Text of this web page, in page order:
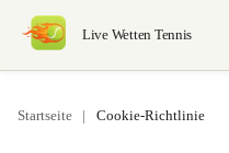
Live Wetten Tennis
Startseite Cookie-Richtlinie